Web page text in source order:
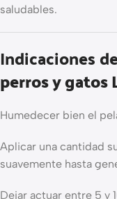
saludables.
Indicaciones
perros y gatos
Humedecer bien el
Aplicar una cantidad
suavemente hasta
Dejar actuar entre 5 y